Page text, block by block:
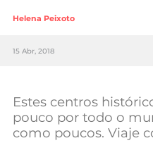
Lifestyle
Sociedade
Negócios
Helena Peixoto
15 Abr, 2018
Estes centros
pouco por todo o
como poucos. Viaje